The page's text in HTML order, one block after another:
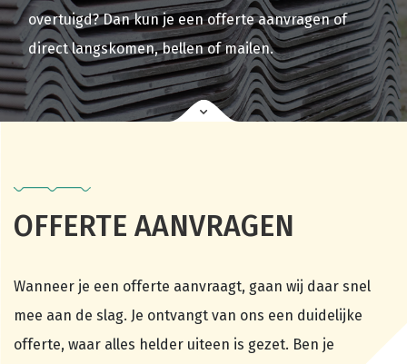
overtuigd? Dan kun je een offerte aanvragen of
direct langskomen, bellen of mailen.
OFFERTE AANVRAGEN
Wanneer je een offerte aanvraagt, gaan wij daar snel
mee aan de slag. Je ontvangt van ons een duidelijke
offerte, waar alles helder uiteen is gezet. Ben je